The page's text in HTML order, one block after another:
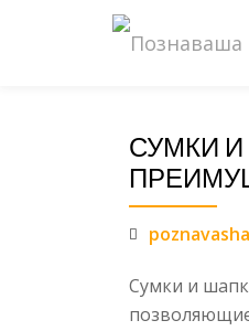
СУМКИ
poznavasha
Сумки и